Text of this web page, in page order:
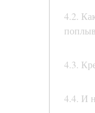
4.2.
4.3.
4.4. И